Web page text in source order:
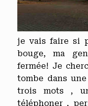
je vais faire si
bouge, ma
fermée! Je
tombe dans
trois mots ,
téléphoner ,